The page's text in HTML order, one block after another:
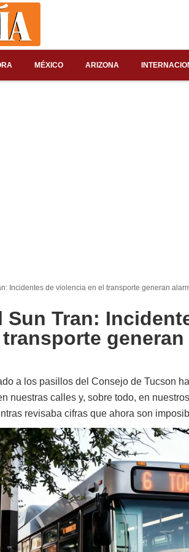
MÉXICO ARIZONA
Incidentes de violencia en el transporte generan
Sun Tran:
generan
a los pasillos del Consejo de Tucson
nuestras calles y, sobre todo, en
revisaba cifras que ahora son